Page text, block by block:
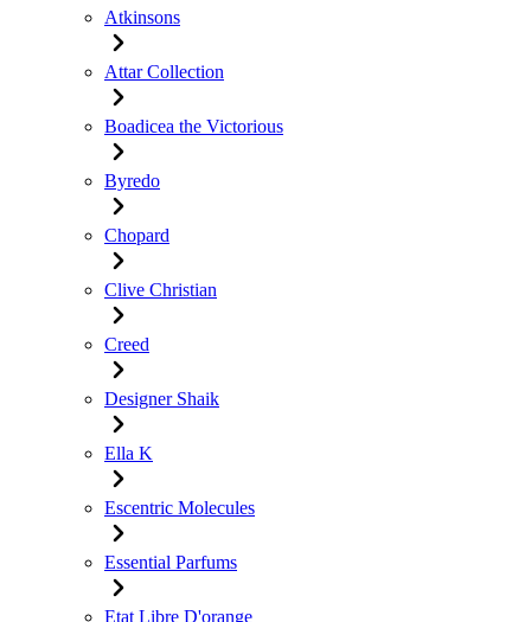
Atkinsons
Attar Collection
Boadicea the Victorious
Byredo
Chopard
Clive Christian
Creed
Designer Shaik
Ella K
Escentric Molecules
Essential Parfums
Etat Libre D'orange